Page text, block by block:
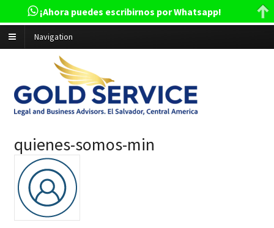
Navigation
quienes-somos-min
¡Ahora puedes escribirnos por Whatsapp!